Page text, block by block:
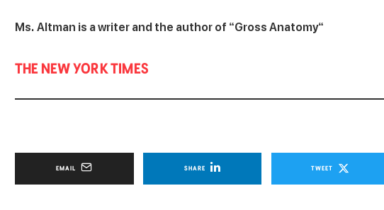
“Ms. Altman is a writer and the author of “Gross Anatomy
THE NEW YORK TIMES
TWEET
SHARE
EMAIL